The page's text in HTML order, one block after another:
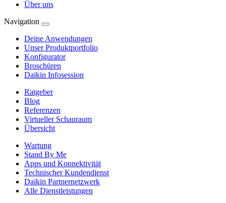
Über uns
Navigation
Deine Anwendungen
Unser Produktportfolio
Konfigurator
Broschüren
Daikin Infosession
Ratgeber
Blog
Referenzen
Virtueller Schauraum
Übersicht
Wartung
Stand By Me
Apps und Konnektivität
Technischer Kundendienst
Daikin Partnernetzwerk
Alle Dienstleistungen